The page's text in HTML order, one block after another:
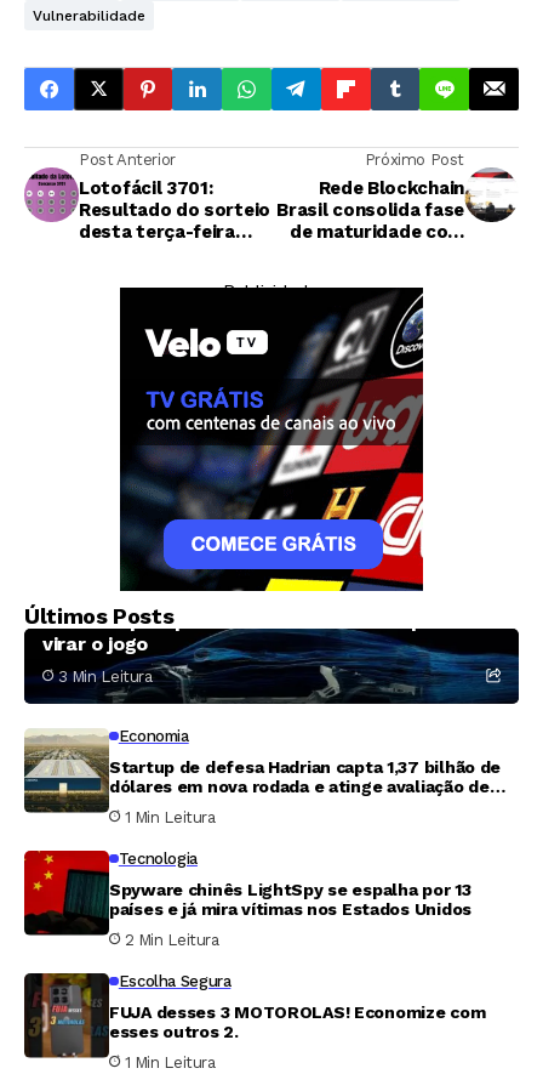
Vulnerabilidade
Post Anterior
Lotofácil 3701:
Resultado do sorteio
desta terça-feira
Próximo Post
Rede Blockchain
Brasil consolida fase
de maturidade com
estratégia definida
— Publicidade —
Últimos Posts
A aposta da Ford em uma picape elétrica
barata e por que ela talvez não baste para
virar o jogo
3 Min Leitura
Economia
Startup de defesa Hadrian capta 1,37 bilhão de
dólares em nova rodada e atinge avaliação de
7,87 bilhões
1 Min Leitura
Tecnologia
Spyware chinês LightSpy se espalha por 13
países e já mira vítimas nos Estados Unidos
2 Min Leitura
Escolha Segura
FUJA desses 3 MOTOROLAS! Economize com
esses outros 2.
1 Min Leitura